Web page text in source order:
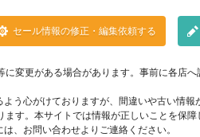
セール情報の修正・編集依頼する
変更がある場合があります。事前に各店
う心がけておりますが、間違いや古い情
す。本サイトでは情報が正しいことを保
、お問い合わせよりご連絡ください。